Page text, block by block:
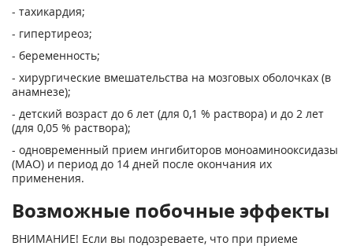
- тахикардия;
- гипертиреоз;
- беременность;
- хирургические вмешательства на мозговых оболочках (в
анамнезе);
- детский возраст до 6 лет (для 0,1 % раствора) и до 2 лет
(для 0,05 % раствора);
- одновременный прием ингибиторов моноаминооксидазы
(МАО) и период до 14 дней после окончания их
применения.
Возможные побочные эффекты
ВНИМАНИЕ! Если вы подозреваете, что при приеме